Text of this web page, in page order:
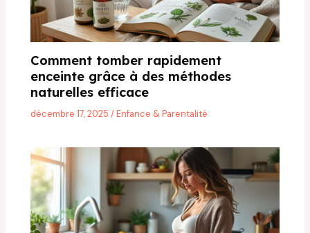
Comment tomber rapidement
enceinte grâce à des méthodes
naturelles efficace
décembre 17, 2025/Enfance & Parentalité